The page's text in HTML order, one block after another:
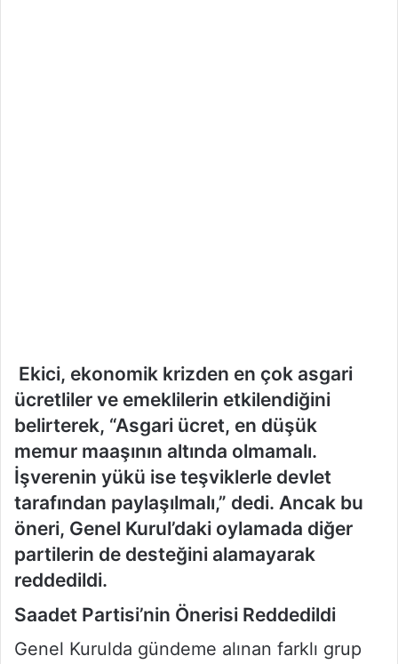
Ekici, ekonomik krizden en çok asgari
ücretliler ve emeklilerin etkilendiğini
belirterek, “Asgari ücret, en düşük
memur maaşının altında olmamalı.
İşverenin yükü ise teşviklerle devlet
tarafından paylaşılmalı,” dedi. Ancak bu
öneri, Genel Kurul’daki oylamada diğer
partilerin de desteğini alamayarak
reddedildi.
Saadet Partisi’nin Önerisi Reddedildi
Genel Kurulda gündeme alınan farklı grup